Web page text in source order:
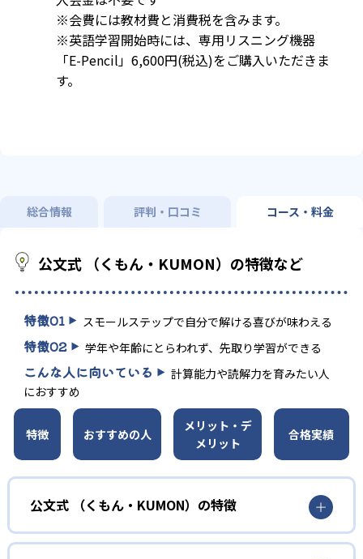
※会費には教材費と消費税を含みます。
※英語学習開始時には、専用リスニング機器
「E-Pencil」6,600円(税込)をご購入いただきま
す。
総合情報 評判・口コミ コース・料金
公文式 （くもん・KUMON）の特徴など
特徴01 スモールステップで自分で解ける喜びが味わえる
特徴02 学年や年齢にとらわれず、先取り学習ができる
こんな人に向いている
計算能力や読解力を育みたい人
におすすめ
特徴 おすすめの人
メリット・デ
メリット
合格実績
公文式 （くもん・KUMON）の特徴
01
無学年式の学力別学習